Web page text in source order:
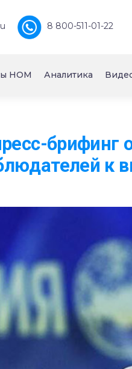
8 800-511-01-22
НОМ Аналитика
брифинг
к